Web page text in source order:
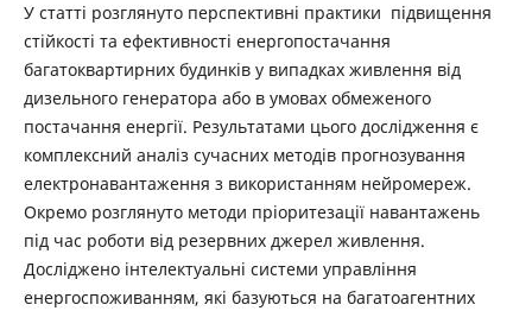
У статті розглянуто перспективні практики підвищення
стійкості та ефективності енергопостачання
багатоквартирних будинків у випадках живлення від
дизельного генератора або в умовах обмеженого
постачання енергії. Результатами цього дослідження є
комплексний аналіз сучасних методів прогнозування
електронавантаження з використанням нейромереж.
Окремо розглянуто методи пріоритезації навантажень
під час роботи від резервних джерел живлення.
Досліджено інтелектуальні системи управління
енергоспоживанням, які базуються на багатоагентних